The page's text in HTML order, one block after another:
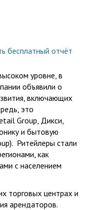
бесплатный отчёт
уровне, в
объявили о
включающих
это
Group, Дикси,
и бытовую
Ритейлеры стали
как
с населением
торговых центрах и
арендаторов.